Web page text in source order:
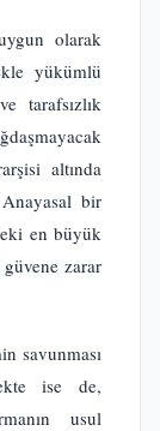
olarak
yükümlü
tarafsızlık
altında
bir
en büyük
zarar
savunması
ise de,
usul